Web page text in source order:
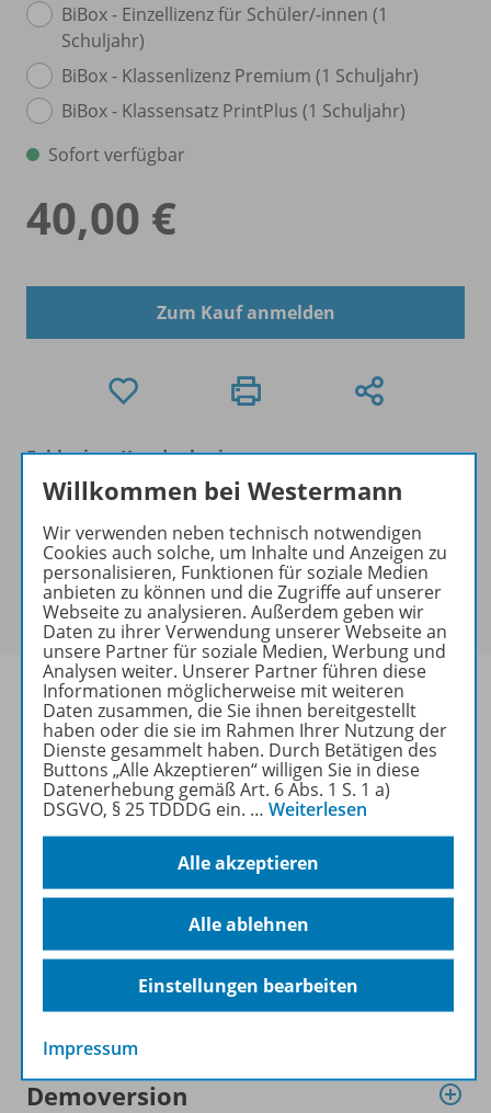
BiBox - Einzellizenz für Schüler/-innen (1
Schuljahr)
BiBox - Klassenlizenz Premium (1 Schuljahr)
BiBox - Klassensatz PrintPlus (1 Schuljahr)
Sofort verfügbar
40,00 €
Zum Kauf anmelden
Exklusiver Kundenkreis
Dieses Produkt darf nur von
Erziehern/Erzieherinnen, Lehrkräften,
Referendaren/Referendarinnen,
Studenten/Studentinnen und Universitätslehrenden
erworben werden.
Produktinformationen
Beschreibung
Lizenzbedingungen
Zugehörige Produkte
Demoversion
Willkommen bei Westermann
Wir verwenden neben technisch notwendigen
Cookies auch solche, um Inhalte und Anzeigen zu
personalisieren, Funktionen für soziale Medien
anbieten zu können und die Zugriffe auf unserer
Webseite zu analysieren. Außerdem geben wir
Daten zu ihrer Verwendung unserer Webseite an
unsere Partner für soziale Medien, Werbung und
Analysen weiter. Unserer Partner führen diese
Informationen möglicherweise mit weiteren
Daten zusammen, die Sie ihnen bereitgestellt
haben oder die sie im Rahmen Ihrer Nutzung der
Dienste gesammelt haben. Durch Betätigen des
Buttons „Alle Akzeptieren“ willigen Sie in diese
Datenerhebung gemäß Art. 6 Abs. 1 S. 1 a)
DSGVO, § 25 TDDDG ein. … Weiterlesen
Alle akzeptieren
Alle ablehnen
Einstellungen bearbeiten
Impressum